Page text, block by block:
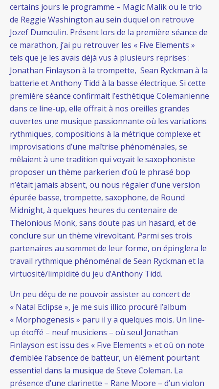
certains jours le programme – Magic Malik ou le trio
de Reggie Washington au sein duquel on retrouve
Jozef Dumoulin. Présent lors de la première séance de
ce marathon, j’ai pu retrouver les « Five Elements »
tels que je les avais déjà vus à plusieurs reprises :
Jonathan Finlayson à la trompette, Sean Ryckman à la
batterie et Anthony Tidd à la basse électrique. Si cette
première séance confirmait l’esthétique Colemanienne
dans ce line-up, elle offrait à nos oreilles grandes
ouvertes une musique passionnante où les variations
rythmiques, compositions à la métrique complexe et
improvisations d’une maîtrise phénoménales, se
mêlaient à une tradition qui voyait le saxophoniste
proposer un thème parkerien d’où le phrasé bop
n’était jamais absent, ou nous régaler d’une version
épurée basse, trompette, saxophone, de Round
Midnight, à quelques heures du centenaire de
Thelonious Monk, sans doute pas un hasard, et de
conclure sur un thème virevoltant. Parmi ses trois
partenaires au sommet de leur forme, on épinglera le
travail rythmique phénoménal de Sean Ryckman et la
virtuosité/limpidité du jeu d’Anthony Tidd.
Un peu déçu de ne pouvoir assister au concert de
« Natal Eclipse », je me suis illico procuré l’album
« Morphogenesis » paru il y a quelques mois. Un line-
up étoffé – neuf musiciens – où seul Jonathan
Finlayson est issu des « Five Elements » et où on note
d’emblée l’absence de batteur, un élément pourtant
essentiel dans la musique de Steve Coleman. La
présence d’une clarinette – Rane Moore – d’un violon